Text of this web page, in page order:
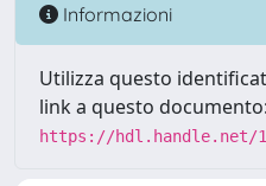
Informazioni
Utilizza questo
link a questo documento:
https://hdl.handle.net/